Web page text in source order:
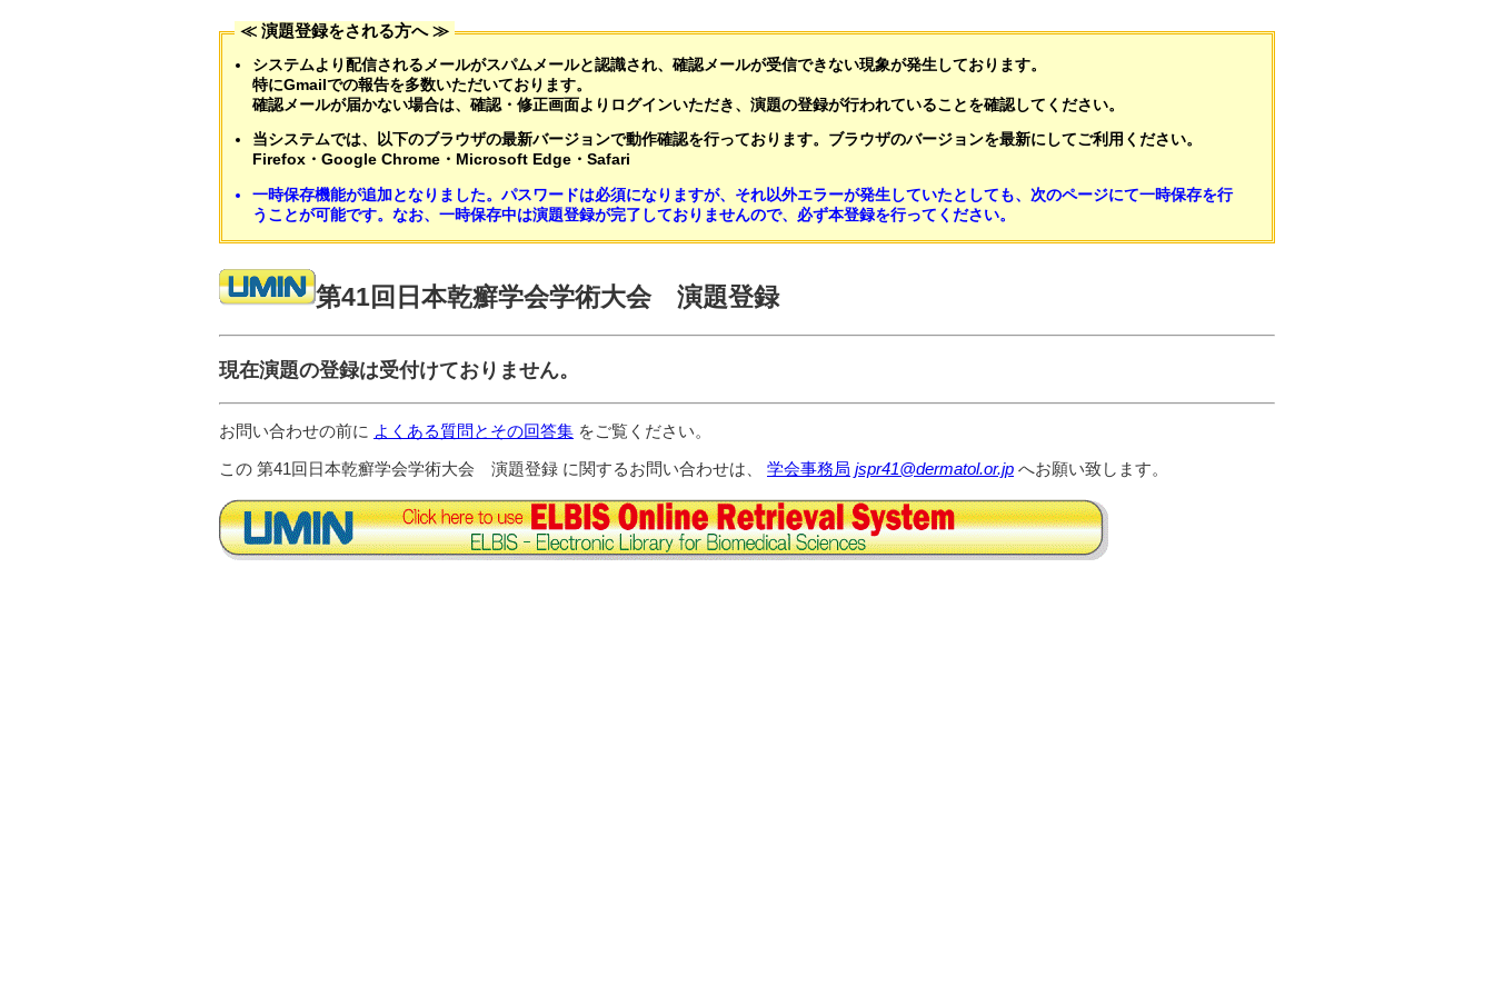
≪ 演題登録をされる方へ ≫
システムより配信されるメールがスパムメールと認識され、確認メールが受信できない現象が発生しております。
特にGmailでの報告を多数いただいております。
確認メールが届かない場合は、確認・修正画面よりログインいただき、演題の登録が行われていることを確認してください。
当システムでは、以下のブラウザの最新バージョンで動作確認を行っております。ブラウザのバージョンを最新にしてご利用ください。
Firefox・Google Chrome・Microsoft Edge・Safari
一時保存機能が追加となりました。パスワードは必須になりますが、それ以外エラーが発生していたとしても、次のページにて一時保存を行
うことが可能です。なお、一時保存中は演題登録が完了しておりませんので、必ず本登録を行ってください。
第41回日本乾癬学会学術大会 演題登録
現在演題の登録は受付けておりません。
お問い合わせの前に よくある質問とその回答集 をご覧ください。
この 第41回日本乾癬学会学術大会 演題登録 に関するお問い合わせは、 学会事務局 jspr41@dermatol.or.jp へお願い致します。